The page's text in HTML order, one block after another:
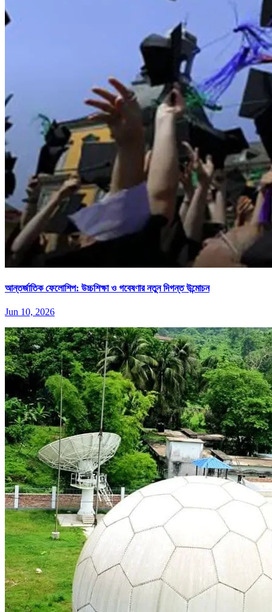
আন্তর্জাতিক ফেলোশিপ: উচ্চশিক্ষা ও গবেষণার নতুন দিগন্ত উন্মোচন
Jun 10, 2026